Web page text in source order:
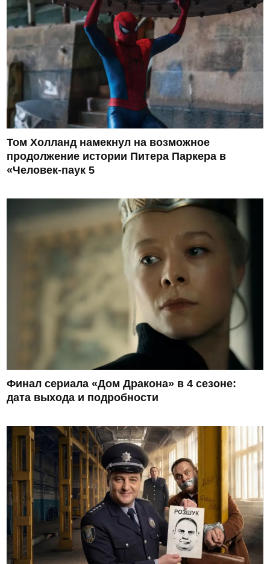
Том Холланд намекнул на возможное
продолжение истории Питера Паркера в
«Человек-паук 5
Финал сериала «Дом Дракона» в 4 сезоне:
дата выхода и подробности